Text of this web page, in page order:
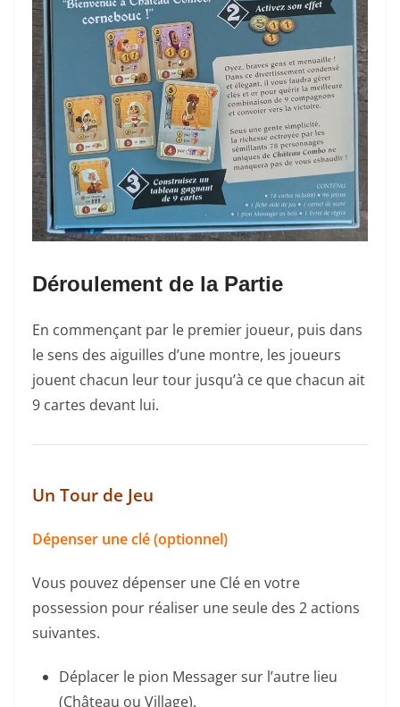
Déroulement de la Partie
En commençant par le premier joueur, puis dans
le sens des aiguilles d’une montre, les joueurs
jouent chacun leur tour jusqu’à ce que chacun ait
9 cartes devant lui.
Un Tour de Jeu
Dépenser une clé (optionnel)
Vous pouvez dépenser une Clé en votre
possession pour réaliser une seule des 2 actions
suivantes.
Déplacer le pion Messager sur l’autre lieu
(Château ou Village).